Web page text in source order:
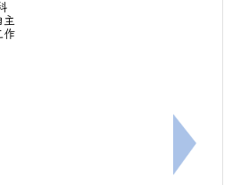
][國中生]114下南寧[愛閱讀‧愛分享
主
作
下一筆：